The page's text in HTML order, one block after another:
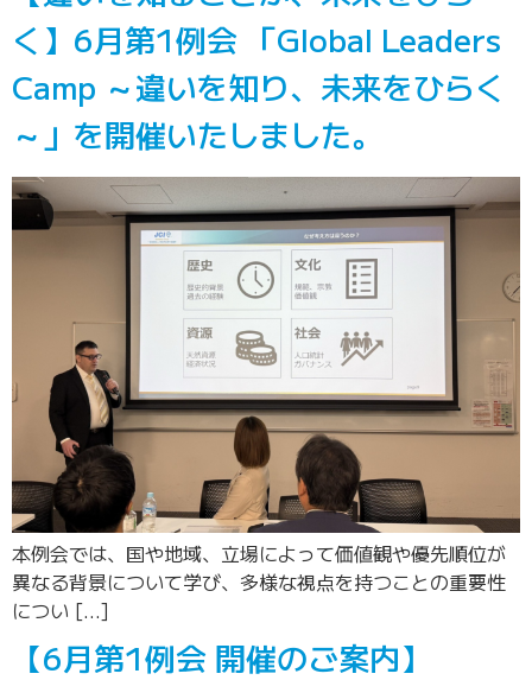
く】6月第1例会 「Global Leaders
Camp ～違いを知り、未来をひらく
～」を開催いたしました。
本例会では、国や地域、立場によって価値観や優先順位が
異なる背景について学び、多様な視点を持つことの重要性
につい […]
【6月第1例会 開催のご案内】